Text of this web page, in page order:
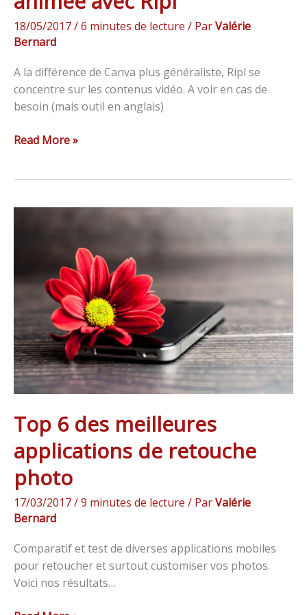
18/05/2017/6 minutes de lecture / ParValérie
Bernard
A la différence de Canva plus généraliste, Ripl se
concentre sur les contenus vidéo. A voir en cas de
besoin (mais outil en anglais)
Read More »
Top 6 des meilleures
applications de retouche
photo
17/03/2017/9 minutes de lecture / ParValérie
Bernard
Comparatif et test de diverses applications mobiles
pour retoucher et surtout customiser vos photos.
Voici nos résultats…
meilleures
applications
retouche
photo